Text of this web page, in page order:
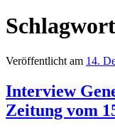
Veröffentlicht am 14.
Interview
Zeitung vom